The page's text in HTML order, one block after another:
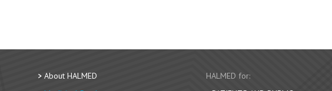
About HALMED
HALMED for: